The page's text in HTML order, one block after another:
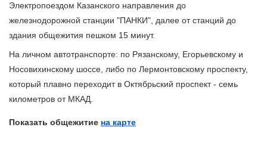
Электропоездом Казанского направления до
железнодорожной станции "ПАНКИ", далее от станций до
здания общежития пешком 15 минут.
На личном автотранспорте: по Рязанскому, Егорьевскому и
Носовихинскому шоссе, либо по Лермонтовскому проспекту,
который плавно переходит в Октябрьский проспект - семь
километров от МКАД.
Показать общежитие на карте